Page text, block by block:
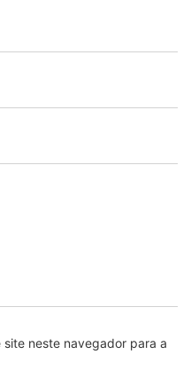
site neste navegador para a